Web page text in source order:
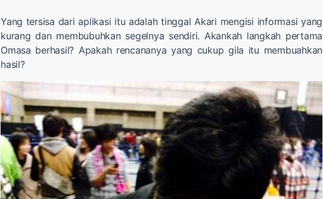
Yang tersisa dari aplikasi itu adalah tinggal Akari mengisi informasi yang
kurang dan membubuhkan segelnya sendiri. Akankah langkah pertama
Omasa berhasil? Apakah rencananya yang cukup gila itu membuahkan
hasil?